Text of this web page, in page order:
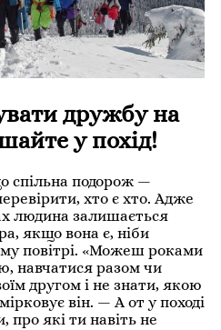
дружбу на
у похід!
спільна подорож —
хто є хто. Адже
людина залишається
якщо вона є, ніби
повітрі. «Можеш роками
навчатися разом чи
другом і не знати, якою
він. — А от у поході
які ти навіть не